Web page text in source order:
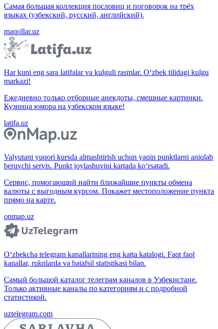
Самая большая коллекция пословиц и поговорок на трёх
языках (узбекский, русский, английский).
maqollar.uz
Har kuni eng sara latifalar va kulguli rasmlar. O‘zbek tilidagi kulgu
markazi!
Ежедневно только отборные анекдоты, смешные картинки.
Кузница юмора на узбекском языке!
latifa.uz
Valyutani yuqori kursda almashtirish uchun yaqin punktlarni aniqlab
beruvchi servis. Punkt joylashuvini kartada ko‘rsatadi.
Сервис, помогающий найти ближайшие пункты обмена
валюты с выгодным курсом. Покажет местоположение пункта
прямо на карте.
onmap.uz
O‘zbekcha telegram kanallarining eng katta katalogi. Faqt faol
kanallar, ruknlarda va batafsil statistikasi bilan.
Самый большой каталог телеграм каналов в Узбекистане.
Только активные каналы по категориям и с подробной
статистикой.
uztelegram.com